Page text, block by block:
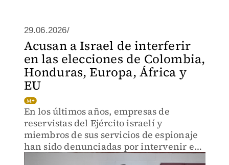
29.06.2026/
Acusan a Israel de interferir
en las elecciones de Colombia,
Honduras, Europa, África y
EU
En los últimos años, empresas de
reservistas del Ejército israelí y
miembros de sus servicios de espionaje
han sido denunciadas por intervenir en
una cuarentena de países.